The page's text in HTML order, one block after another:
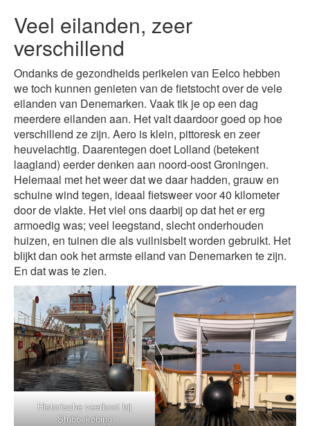
Veel eilanden, zeer
verschillend
Ondanks de gezondheids perikelen van Eelco hebben
we toch kunnen genieten van de fietstocht over de vele
eilanden van Denemarken. Vaak tik je op een dag
meerdere eilanden aan. Het valt daardoor goed op hoe
verschillend ze zijn. Aero is klein, pittoresk en zeer
heuvelachtig. Daarentegen doet Lolland (betekent
laagland) eerder denken aan noord-oost Groningen.
Helemaal met het weer dat we daar hadden, grauw en
schuine wind tegen, ideaal fietsweer voor 40 kilometer
door de vlakte. Het viel ons daarbij op dat het er erg
armoedig was; veel leegstand, slecht onderhouden
huizen, en tuinen die als vuilnisbelt worden gebruikt. Het
blijkt dan ook het armste eiland van Denemarken te zijn.
En dat was te zien.
Historische veerboot bij
Stubbekøbing